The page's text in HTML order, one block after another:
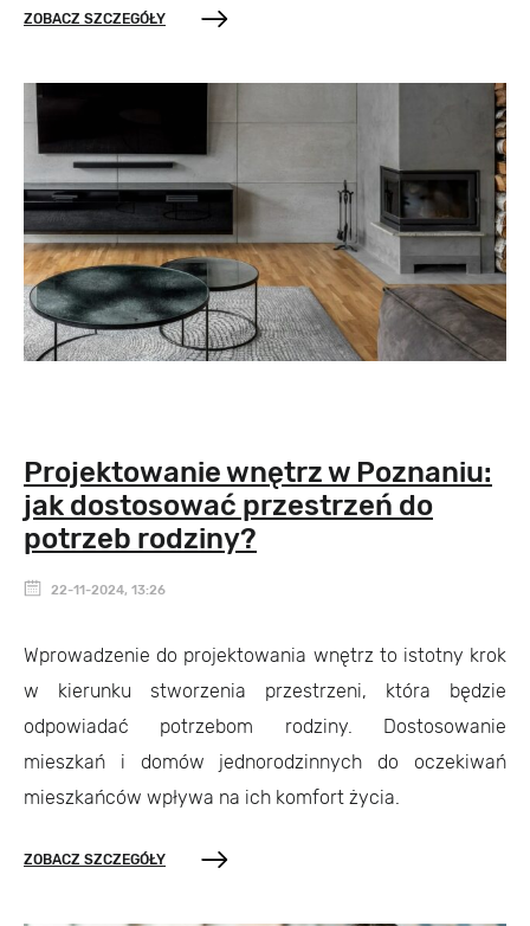
ZOBACZ SZCZEGÓŁY
Projektowanie wnętrz w Poznaniu:
jak dostosować przestrzeń do
potrzeb rodziny?
22-11-2024, 13:26
Wprowadzenie do projektowania wnętrz to istotny krok
w kierunku stworzenia przestrzeni, która będzie
odpowiadać potrzebom rodziny. Dostosowanie
mieszkań i domów jednorodzinnych do oczekiwań
mieszkańców wpływa na ich komfort życia.
ZOBACZ SZCZEGÓŁY